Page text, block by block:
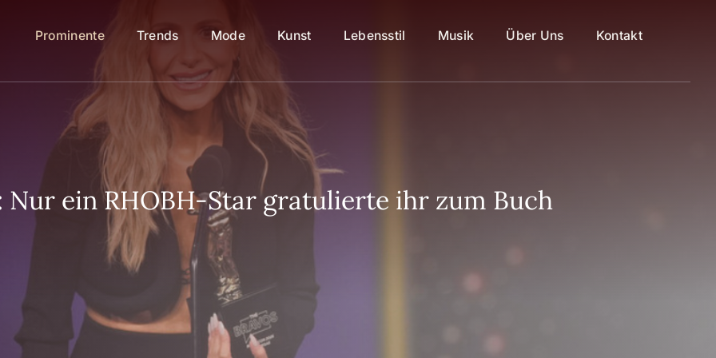
Prominente Trends Mode Kunst Lebensstil Musik Über Uns Kontakt
ein RHOBH-Star gratulierte ihr zum Buch